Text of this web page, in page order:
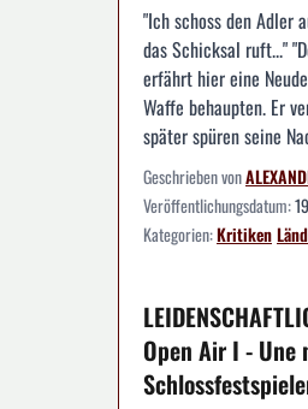
"Ich schoss den Adler
das Schicksal ruft..."
erfährt hier eine
Waffe behaupten. Er
später spüren seine
Geschrieben von
Veröffentlichungsdatum:
Kategorien:Kritiken
Open Air I - Une